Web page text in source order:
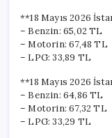
**18 Mayıs 2026
– Benzin: 65,02 TL
– Motorin: 67,48 TL
– LPG: 33,89 TL
**18 Mayıs 2026
– Benzin: 64,86 TL
– Motorin: 67,32 TL
– LPG: 33,29 TL